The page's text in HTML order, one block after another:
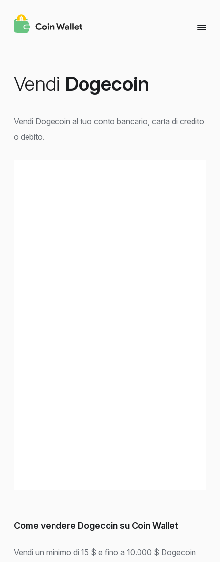
Vendi Dogecoin
Vendi Dogecoin al tuo conto bancario, carta di credito
o debito.
Come vendere Dogecoin su Coin Wallet
Vendi un minimo di 15 $ e fino a 10.000 $ Dogecoin